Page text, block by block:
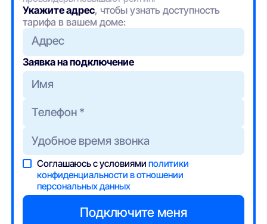
Укажите адрес, чтобы узнать доступность
тарифа в вашем доме:
Адрес
Заявка на подключение
Соглашаюсь с условиямиполитики
конфиденциальности в отношении
персональных данных